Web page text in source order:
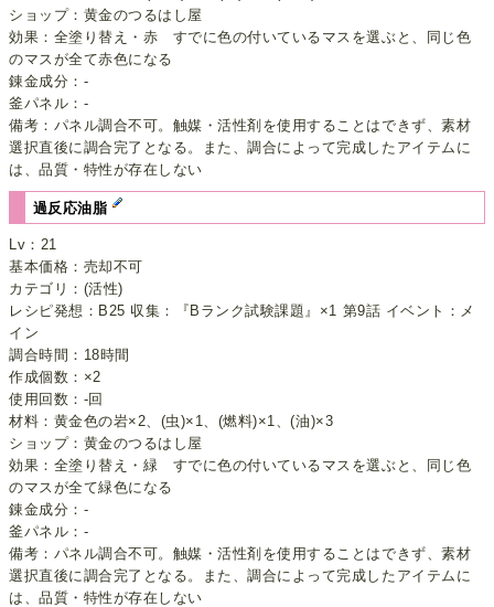
ショップ：黄金のつるはし屋
効果：全塗り替え・赤 すでに色の付いているマスを選ぶと、同じ色
のマスが全て赤色になる
錬金成分：-
釜パネル：-
備考：パネル調合不可。触媒・活性剤を使用することはできず、素材
選択直後に調合完了となる。また、調合によって完成したアイテムに
は、品質・特性が存在しない
過反応油脂
Lv：21
基本価格：売却不可
カテゴリ：(活性)
レシピ発想：B25 収集：『Bランク試験課題』×1 第9話 イベント：メ
イン
調合時間：18時間
作成個数：×2
使用回数：-回
材料：黄金色の岩×2、(虫)×1、(燃料)×1、(油)×3
ショップ：黄金のつるはし屋
効果：全塗り替え・緑 すでに色の付いているマスを選ぶと、同じ色
のマスが全て緑色になる
錬金成分：-
釜パネル：-
備考：パネル調合不可。触媒・活性剤を使用することはできず、素材
選択直後に調合完了となる。また、調合によって完成したアイテムに
は、品質・特性が存在しない